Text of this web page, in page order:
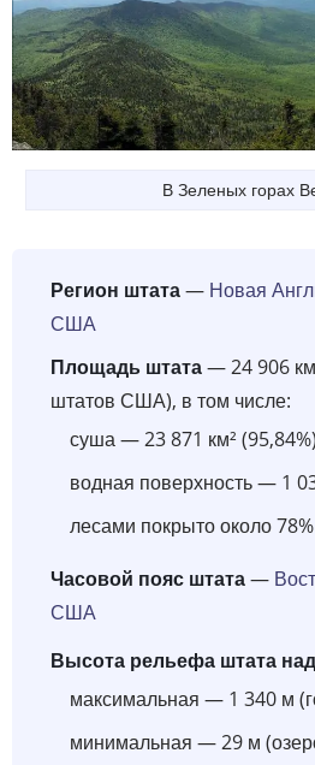
В Зеленых горах
Регион штата— Новая
США
Площадь штата— 24 906
штатов США), в том числе:
суша — 23 871 км² (95,84%)
водная поверхность — 1
лесами покрыто около
Часовой пояс штата—
США
Высота рельефа штата
максимальная — 1 340 м
минимальная — 29 м